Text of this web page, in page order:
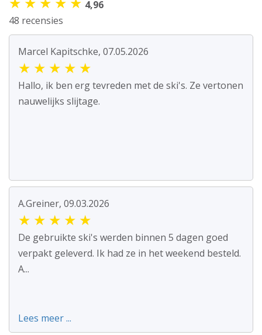
4,96
48 recensies
Marcel Kapitschke, 07.05.2026
★ ★ ★ ★ ★
Hallo, ik ben erg tevreden met de ski's. Ze vertonen
nauwelijks slijtage.
A.Greiner, 09.03.2026
★ ★ ★ ★ ★
De gebruikte ski's werden binnen 5 dagen goed
verpakt geleverd. Ik had ze in het weekend besteld.
A...
Lees meer ...